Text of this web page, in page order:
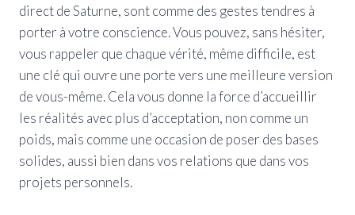
direct de Saturne, sont comme des gestes tendres à
porter à votre conscience. Vous pouvez, sans hésiter,
vous rappeler que chaque vérité, même difficile, est
une clé qui ouvre une porte vers une meilleure version
de vous-même. Cela vous donne la force d’accueillir
les réalités avec plus d’acceptation, non comme un
poids, mais comme une occasion de poser des bases
solides, aussi bien dans vos relations que dans vos
projets personnels.